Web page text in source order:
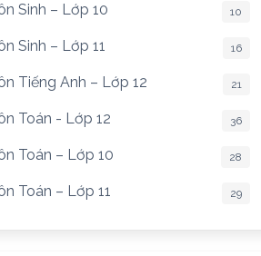
Sinh – Lớp 10 10
Sinh – Lớp 11 16
Tiếng Anh – Lớp 12 21
Toán - Lớp 12 36
Toán – Lớp 10 28
Toán – Lớp 11 29